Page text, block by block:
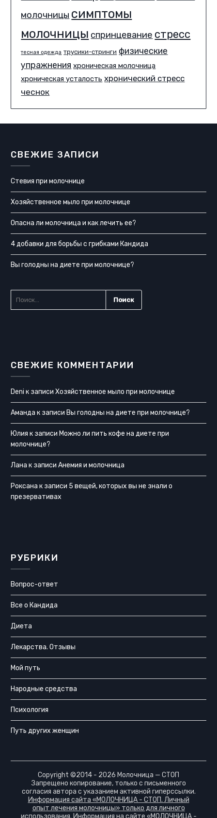
молочницы симптомы
молочницы спринцевание стресс
тесная одежда трусики-стринги физические
упражнения хроническая молочница
хроническая усталость хронический стресс
чеснок
СВЕЖИЕ ЗАПИСИ
Стевия при молочнице
Хозяйственное мыло при молочнице
Опасна ли молочница и как лечить ее?
4 добавки для борьбы с грибками Кандида
Вы голодны на диете при молочнице?
СВЕЖИЕ КОММЕНТАРИИ
Deni к записиХозяйственное мыло при молочнице
Аманда к записи Вы голодны на диете при молочнице?
Юлия к записи Можно ли пить кофе на диете при
молочнице?
Лана к записиАнемия и молочница
Роксана к записи 5 вещей, которых вы не знали о
презервативах
РУБРИКИ
Вопрос-ответ
Все о Кандида
Диета
Лекарства. Отзывы
Мой путь
Народные средства
Психология
Путь других женщин
Copyright ©2014 - 2026 Молочница — СТОП
Запрещено копирование, только с письменного
согласия автора с указанием активной гиперссылки.
Информация сайта «МОЛОЧНИЦА - СТОП. Личный
опыт лечения молочницы» только для личного
использования. Информация на сайте «МОЛОЧНИЦА -